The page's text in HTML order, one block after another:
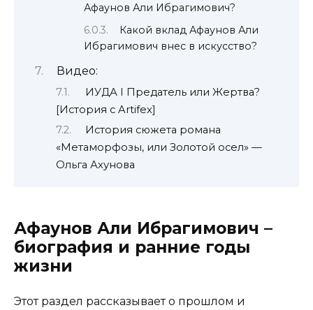
Афаунов Али Ибрагимович?
Какой вклад Афаунов Али
Ибрагимович внес в искусство?
Видео:
ИУДА I Предатель или Жертва?
[История с Artifex]
История сюжета романа
«Метаморфозы, или Золотой осел» —
Ольга Ахунова
Афаунов Али Ибрагимович –
биография и ранние годы
жизни
Этот раздел рассказывает о прошлом и